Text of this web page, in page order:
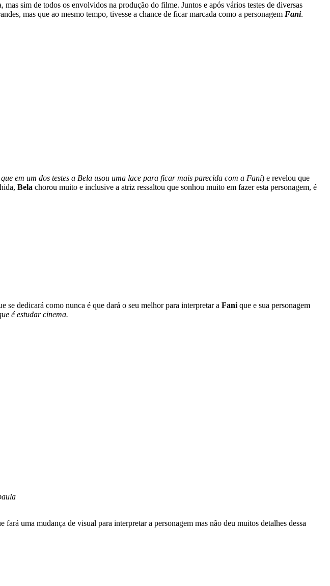
sim de todos os envolvidos na produção do filme. Juntos e após vários testes de diversas
mas que ao mesmo tempo, tivesse a chance de ficar marcada como a personagem Fani.
em um dos testes a Bela usou uma lace para ficar mais parecida com a Fani) e revelou que
Bela chorou muito e inclusive a atriz ressaltou que sonhou muito em fazer esta personagem, é
se dedicará como nunca é que dará o seu melhor para interpretar a Fani que e sua personagem
é estudar cinema.
fará uma mudança de visual para interpretar a personagem mas não deu muitos detalhes dessa